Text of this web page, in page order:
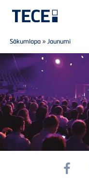
Skip to main content
Breadcrumb
Sākumlapa »Jaunumi